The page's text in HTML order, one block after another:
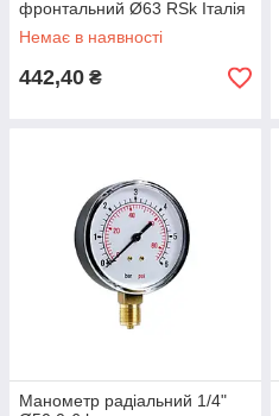
фронтальний Ø63 RSk Італія
Немає в наявності
442,40 ₴
Манометр радіальний 1/4"